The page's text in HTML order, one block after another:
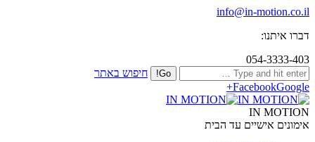
info@in-motion.co.il
דברו איתנו:
054-3333-403
חיפוש באתר
FacebookGoogle+
IN MOTION
אימונים אישיים עד הבית